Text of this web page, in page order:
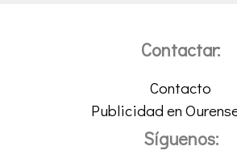
Contactar:
Contacto
Publicidad en
Síguenos: